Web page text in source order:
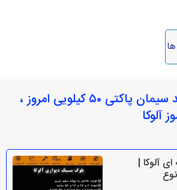
موارد مشابه خرید سیمان پاکتی ۵۰ کیلویی امروز ،
آلوکا
آلوکا |